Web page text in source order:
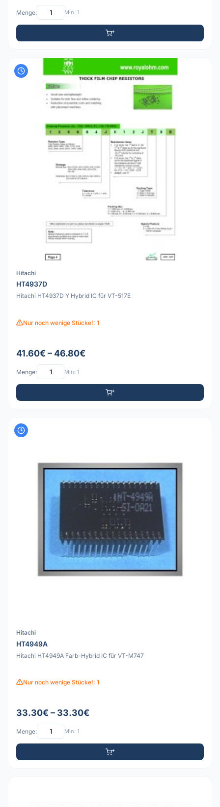
Menge: Min: 1
Hitachi
HT4937D
Hitachi HT4937D Y Hybrid IC für VT-517E
Nur noch wenige Stücke!: 1
41.60€ – 46.80€
Menge: Min: 1
Hitachi
HT4949A
Hitachi HT4949A Farb-Hybrid IC für VT-M747
Nur noch wenige Stücke!: 1
33.30€ – 33.30€
Menge: Min: 1